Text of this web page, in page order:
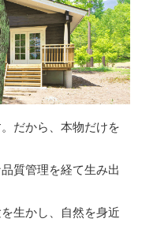
だから、本物だけを
質管理を経て生み出
生かし、自然を身近